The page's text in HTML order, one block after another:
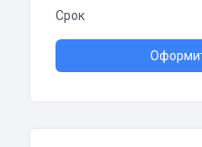
Срок